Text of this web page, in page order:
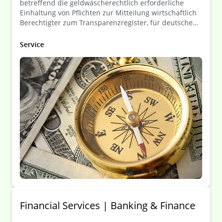
betreffend die geldwäscherechtlich erforderliche
Einhaltung von Pflichten zur Mitteilung wirtschaftlich
Berechtigter zum Transparenzregister, für deutsche
Service
Financial Services | Banking & Finance